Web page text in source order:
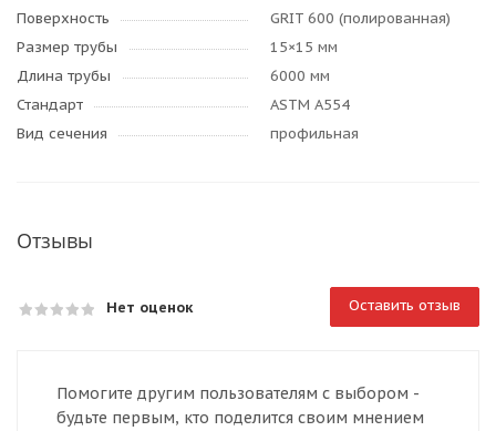
Поверхность
GRIT 600 (полированная)
Размер трубы
15×15 мм
Длина трубы
6000 мм
Стандарт
ASTM A554
Вид сечения
профильная
Отзывы
Нет оценок Оставить отзыв
Помогите другим пользователям с выбором -
будьте первым, кто поделится своим мнением